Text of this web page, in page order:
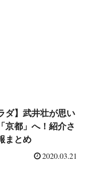
ダ】武井壮が思い
京都」へ！紹介さ
まとめ
2020.03.21